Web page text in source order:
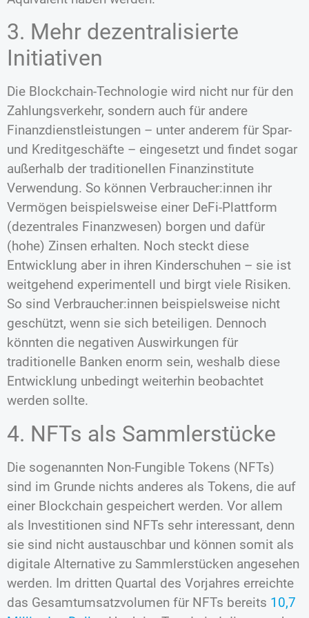
3. Mehr dezentralisierte
Initiativen
Die Blockchain-Technologie wird nicht nur für den
Zahlungsverkehr, sondern auch für andere
Finanzdienstleistungen – unter anderem für Spar-
und Kreditgeschäfte – eingesetzt und findet sogar
außerhalb der traditionellen Finanzinstitute
Verwendung. So können Verbraucher:innen ihr
Vermögen beispielsweise einer DeFi-Plattform
(dezentrales Finanzwesen) borgen und dafür
(hohe) Zinsen erhalten. Noch steckt diese
Entwicklung aber in ihren Kinderschuhen – sie ist
weitgehend experimentell und birgt viele Risiken.
So sind Verbraucher:innen beispielsweise nicht
geschützt, wenn sie sich beteiligen. Dennoch
könnten die negativen Auswirkungen für
traditionelle Banken enorm sein, weshalb diese
Entwicklung unbedingt weiterhin beobachtet
werden sollte.
4. NFTs als Sammlerstücke
Die sogenannten Non-Fungible Tokens (NFTs)
sind im Grunde nichts anderes als Tokens, die auf
einer Blockchain gespeichert werden. Vor allem
als Investitionen sind NFTs sehr interessant, denn
sie sind nicht austauschbar und können somit als
digitale Alternative zu Sammlerstücken angesehen
werden. Im dritten Quartal des Vorjahres erreichte
das Gesamtumsatzvolumen für NFTs bereits 10,7